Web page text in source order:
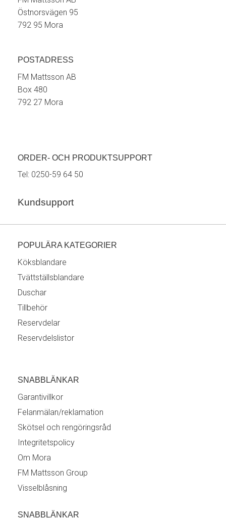
Östnorsvägen 95
792 95 Mora
POSTADRESS
FM Mattsson AB
Box 480
792 27 Mora
ORDER- OCH PRODUKTSUPPORT
Tel: 0250-59 64 50
Kundsupport
POPULÄRA KATEGORIER
Köksblandare
Tvättställsblandare
Duschar
Tillbehör
Reservdelar
Reservdelslistor
SNABBLÄNKAR
Garantivillkor
Felanmälan/reklamation
Skötsel och rengöringsråd
Integritetspolicy
Om Mora
FM Mattsson Group
Visselblåsning
SNABBLÄNKAR